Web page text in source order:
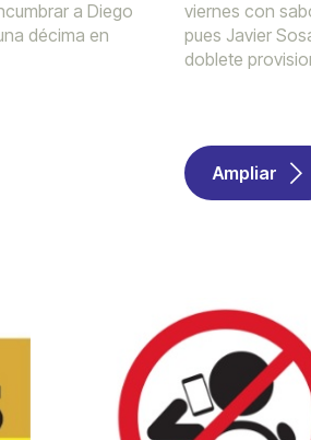
a Diego
décima en
viernes con
pues Javier
doblete
Ampliar